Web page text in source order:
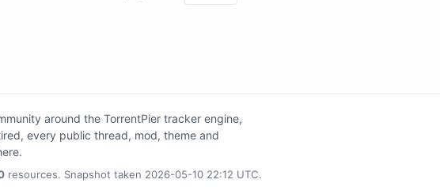
around the TorrentPier tracker engine,
every public thread, mod, theme and
resources. Snapshot taken 2026-05-10 22:12 UTC.